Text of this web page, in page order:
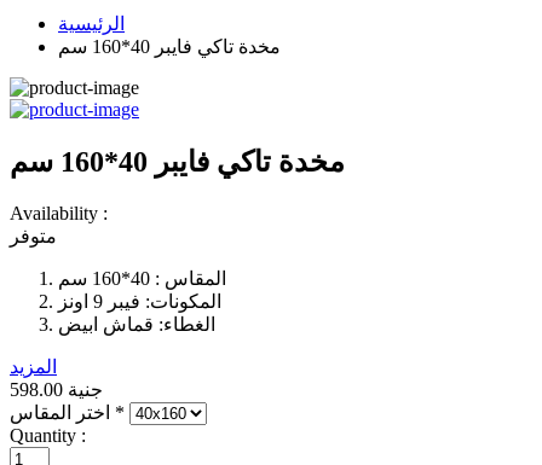
الرئيسية
مخدة تاكي فايبر 40*160 سم
مخدة تاكي فايبر 40*160 سم
Availability :
متوفر
المقاس : 40*160 سم
المكونات: فيبر 9 اونز
الغطاء: قماش ابيض
المزيد
598.00 جنية
*
Quantity :